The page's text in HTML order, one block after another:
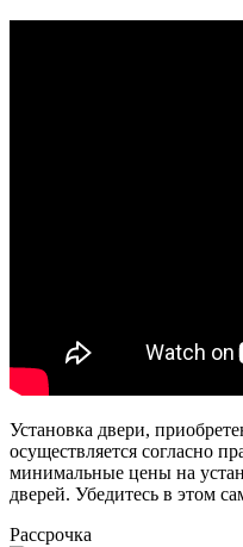
Установка двери,
осуществляется согласно
минимальные цены на
дверей. Убедитесь в этом
Рассрочка